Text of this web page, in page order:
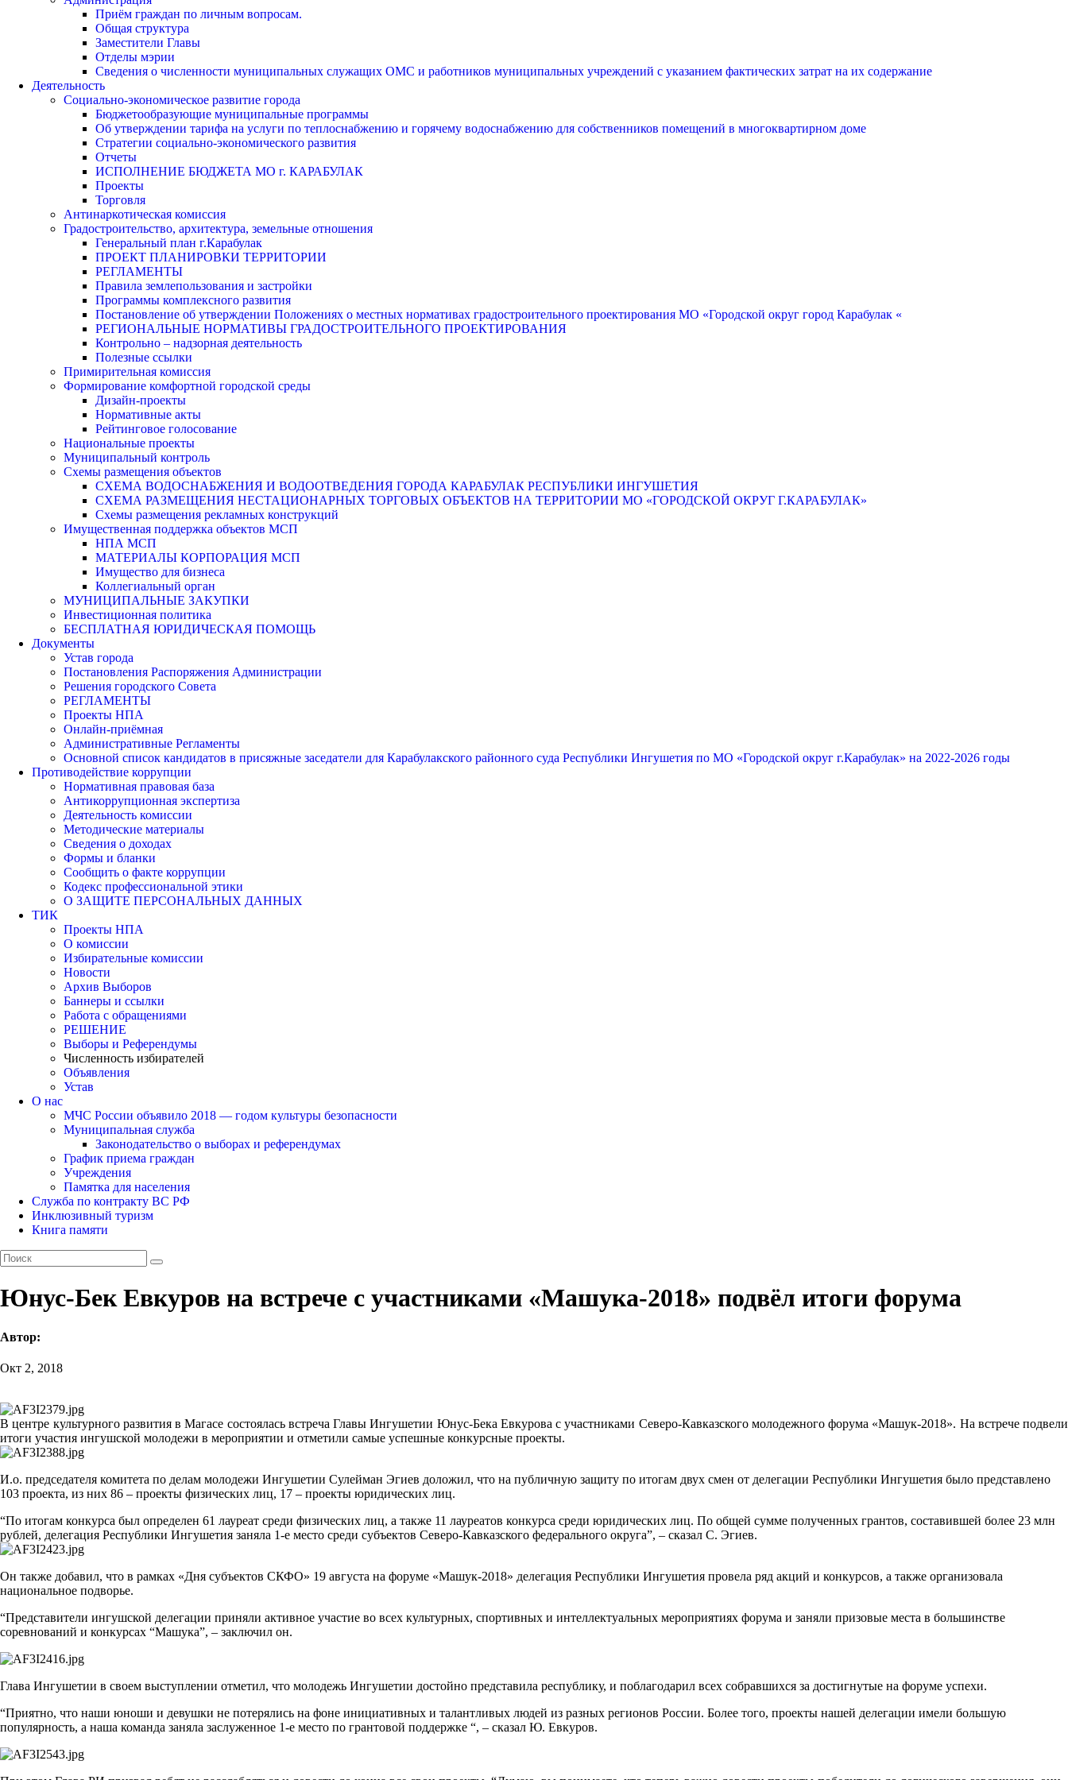
Приём граждан по личным вопросам.
Общая структура
Заместители Главы
Отделы мэрии
Сведения о численности муниципальных служащих ОМС и работников муниципальных учреждений с указанием фактических затрат на их содержание
Деятельность
Социально-экономическое развитие города
Бюджетообразующие муниципальные программы
Об утверждении тарифа на услуги по теплоснабжению и горячему водоснабжению для собственников помещений в многоквартирном доме
Стратегии социально-экономического развития
Отчеты
ИСПОЛНЕНИЕ БЮДЖЕТА МО г. КАРАБУЛАК
Проекты
Торговля
Антинаркотическая комиссия
Градостроительство, архитектура, земельные отношения
Генеральный план г.Карабулак
ПРОЕКТ ПЛАНИРОВКИ ТЕРРИТОРИИ
РЕГЛАМЕНТЫ
Правила землепользования и застройки
Программы комплексного развития
Постановление об утверждении Положениях о местных нормативах градостроительного проектирования МО «Городской округ город Карабулак «
РЕГИОНАЛЬНЫЕ НОРМАТИВЫ ГРАДОСТРОИТЕЛЬНОГО ПРОЕКТИРОВАНИЯ
Контрольно – надзорная деятельность
Полезные ссылки
Примирительная комиссия
Формирование комфортной городской среды
Дизайн-проекты
Нормативные акты
Рейтинговое голосование
Национальные проекты
Муниципальный контроль
Схемы размещения объектов
СХЕМА ВОДОСНАБЖЕНИЯ И ВОДООТВЕДЕНИЯ ГОРОДА КАРАБУЛАК РЕСПУБЛИКИ ИНГУШЕТИЯ
СХЕМА РАЗМЕЩЕНИЯ НЕСТАЦИОНАРНЫХ ТОРГОВЫХ ОБЪЕКТОВ НА ТЕРРИТОРИИ МО «ГОРОДСКОЙ ОКРУГ Г.КАРАБУЛАК»
Схемы размещения рекламных конструкций
Имущественная поддержка объектов МСП
НПА МСП
МАТЕРИАЛЫ КОРПОРАЦИЯ МСП
Имущество для бизнеса
Коллегиальный орган
МУНИЦИПАЛЬНЫЕ ЗАКУПКИ
Инвестиционная политика
БЕСПЛАТНАЯ ЮРИДИЧЕСКАЯ ПОМОЩЬ
Документы
Устав города
Постановления Распоряжения Администрации
Решения городского Совета
РЕГЛАМЕНТЫ
Проекты НПА
Онлайн-приёмная
Административные Регламенты
Основной список кандидатов в присяжные заседатели для Карабулакского районного суда Республики Ингушетия по МО «Городской округ г.Карабулак» на 2022-2026 годы
Противодействие коррупции
Нормативная правовая база
Антикоррупционная экспертиза
Деятельность комиссии
Методические материалы
Сведения о доходах
Формы и бланки
Сообщить о факте коррупции
Кодекс профессиональной этики
О ЗАЩИТЕ ПЕРСОНАЛЬНЫХ ДАННЫХ
ТИК
Проекты НПА
О комиссии
Избирательные комиссии
Новости
Архив Выборов
Баннеры и ссылки
Работа с обращениями
РЕШЕНИЕ
Выборы и Референдумы
Численность избирателей
Объявления
Устав
О нас
МЧС России объявило 2018 — годом культуры безопасности
Муниципальная служба
Законодательство о выборах и референдумах
График приема граждан
Учреждения
Памятка для населения
Служба по контракту ВС РФ
Инклюзивный туризм
Книга памяти
Юнус-Бек Евкуров на встрече с участниками «Машука-2018» подвёл итоги форума
Автор:
Окт 2, 2018
В центре культурного развития в Магасе состоялась встреча Главы Ингушетии Юнус-Бека Евкурова с участниками Северо-Кавказского молодежного форума «Машук-2018». На встрече подвели
итоги участия ингушской молодежи в мероприятии и отметили самые успешные конкурсные проекты.
И.о. председателя комитета по делам молодежи Ингушетии Сулейман Эгиев доложил, что на публичную защиту по итогам двух смен от делегации Республики Ингушетия было представлено
103 проекта, из них 86 – проекты физических лиц, 17 – проекты юридических лиц.
“По итогам конкурса был определен 61 лауреат среди физических лиц, а также 11 лауреатов конкурса среди юридических лиц. По общей сумме полученных грантов, составившей более 23 млн
рублей, делегация Республики Ингушетия заняла 1-е место среди субъектов Северо-Кавказского федерального округа”, – сказал С. Эгиев.
Он также добавил, что в рамках «Дня субъектов СКФО» 19 августа на форуме «Машук-2018» делегация Республики Ингушетия провела ряд акций и конкурсов, а также организовала
национальное подворье.
“Представители ингушской делегации приняли активное участие во всех культурных, спортивных и интеллектуальных мероприятиях форума и заняли призовые места в большинстве
соревнований и конкурсах “Машука”, – заключил он.
Глава Ингушетии в своем выступлении отметил, что молодежь Ингушетии достойно представила республику, и поблагодарил всех собравшихся за достигнутые на форуме успехи.
“Приятно, что наши юноши и девушки не потерялись на фоне инициативных и талантливых людей из разных регионов России. Более того, проекты нашей делегации имели большую
популярность, а наша команда заняла заслуженное 1-е место по грантовой поддержке “, – сказал Ю. Евкуров.